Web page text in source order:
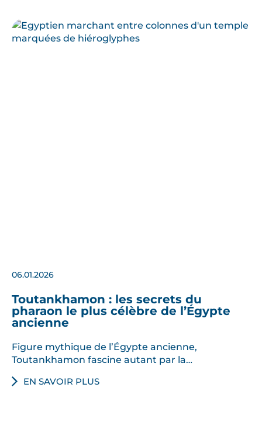
06.01.2026
Toutankhamon : les secrets du
pharaon le plus célèbre de l’Égypte
ancienne
Figure mythique de l’Égypte ancienne,
Toutankhamon fascine autant par la…
EN SAVOIR PLUS